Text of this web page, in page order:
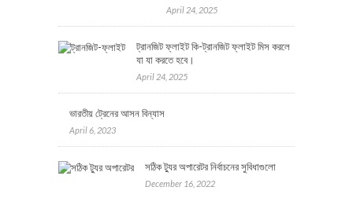
April 24, 2025
ট্রানজিট ফ্লাইট কি-ট্রানজিট ফ্লাইট মিস করলে
যা যা করতে হবে।
April 24, 2025
ভারতীয় ট্রেনের আসন বিন্যাস
April 6, 2023
সঠিক ট্যুর অপারেটর নির্বাচনের সুবিধাগুলো
December 16, 2022